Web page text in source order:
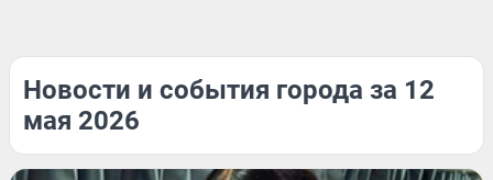
Новости и события города за 12
мая 2026